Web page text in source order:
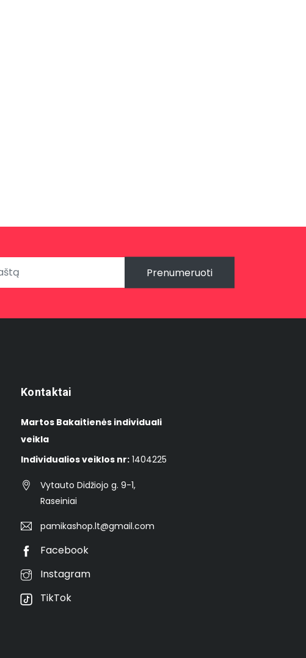
Prenumeruoti
Kontaktai
Martos Bakaitienės individuali
veikla
Individualios veiklos nr: 1404225
Vytauto Didžiojo g. 9-1,
Raseiniai
pamikashop.lt@gmail.com
Facebook
Instagram
TikTok